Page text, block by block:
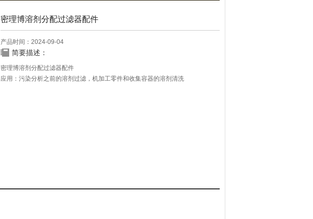
密理博溶剂分配过滤器配件
产品时间：2024-09-04
简要描述：
密理博溶剂分配过滤器配件
应用：污染分析之前的溶剂过滤，机加工零件和收集容器的溶剂清洗